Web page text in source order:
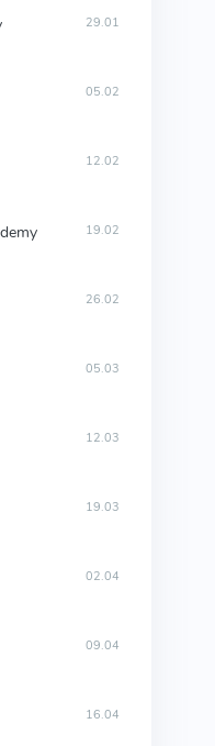
29.01
05.02
12.02
19.02
26.02
05.03
12.03
19.03
02.04
09.04
16.04